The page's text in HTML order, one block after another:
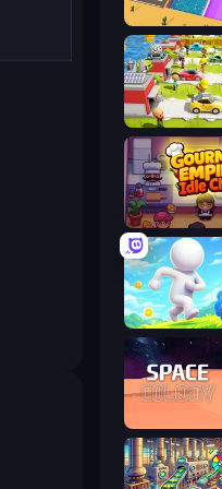
Dig Tycoon
Idle Inventor
Idle Clicker